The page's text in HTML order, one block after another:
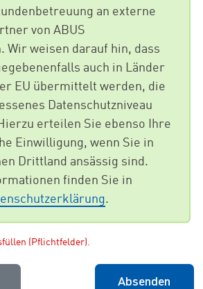
an externe
von ABUS
Wir weisen darauf hin, dass
auch in Länder
EU übermittelt werden, die
Datenschutzniveau
erteilen Sie ebenso Ihre
Einwilligung, wenn Sie in
Drittland ansässig sind.
finden Sie in
.
(Pflichtfelder).
Absenden